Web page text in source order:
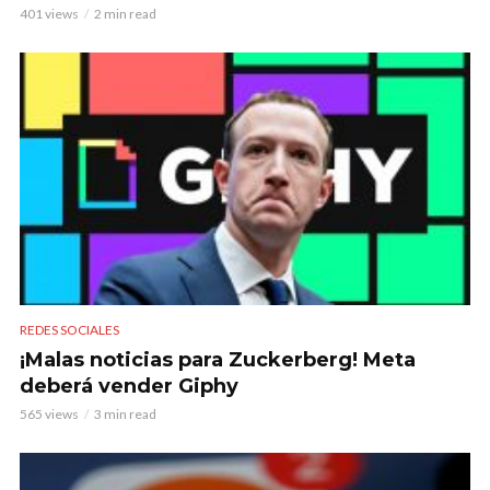
401 views 2 min read
REDES SOCIALES
¡Malas noticias para Zuckerberg! Meta
deberá vender Giphy
565 views 3 min read